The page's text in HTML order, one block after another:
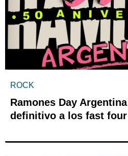
ROCK
Ramones Day
definitivo a los fast